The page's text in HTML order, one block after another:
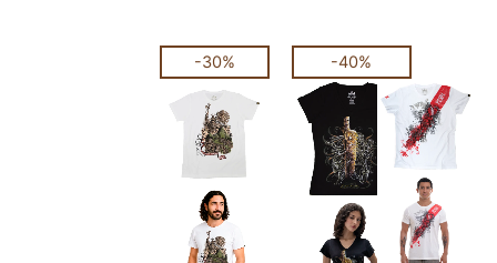
-30%
El
precio
original
era:
S/79.00.
precio
actual
S/55.30.
-40%
El
precio
original
era:
S/79.00.
precio
actual
es:
S/47.40.